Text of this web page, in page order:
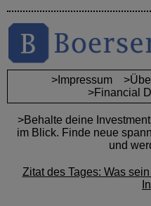
>Impressum
>Financial
>Behalte deine
im Blick. Finde neue
und
Zitat des Tages: Was